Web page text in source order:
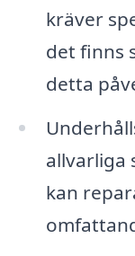
kräver
det finns
detta
allvarliga
kan